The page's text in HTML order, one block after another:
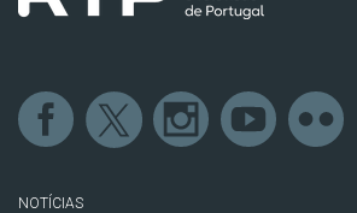
NOTÍCIAS